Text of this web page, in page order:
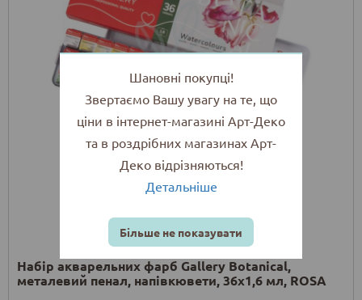
Набір акварельних фарб Gallery Botanical,
металевий пенал, напівкювети, 36х1,6 мл, ROSA
Шановні покупці!
Звертаємо Вашу увагу на те, що
ціни в інтернет-магазині Арт-Деко
та в роздрібних магазинах Арт-
Деко відрізняються!
Детальніше
Більше не показувати